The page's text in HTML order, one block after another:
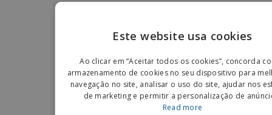
Este website usa cookies
Ao clicar em “Aceitar todos os cookies”, concorda
armazenamento de cookies no seu dispositivo para
navegação no site, analisar o uso do site, ajudar nos
de marketing e permitir a personalização de
Read more